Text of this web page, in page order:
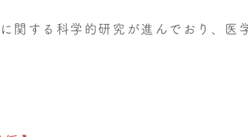
関する科学的研究が進んでおり、医